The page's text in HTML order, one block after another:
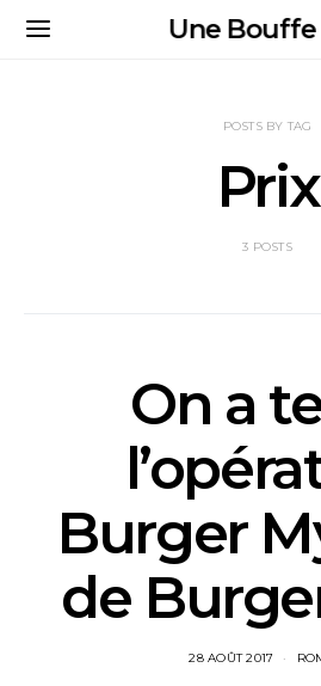
Une Bouffe
POSTS BY TAG
Prix
3 POSTS
On a
Burger
de
28 AOÛT 2017